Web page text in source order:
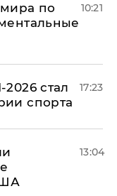
по
10:21
стал
спорта
17:23
13:04